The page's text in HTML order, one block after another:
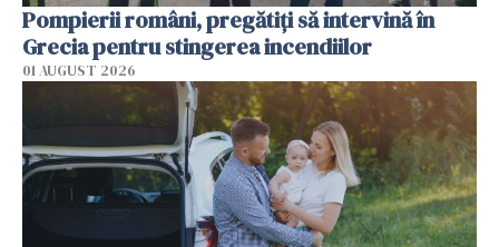
Pompierii români, pregătiţi să intervină în
Grecia pentru stingerea incendiilor
01 AUGUST 2026